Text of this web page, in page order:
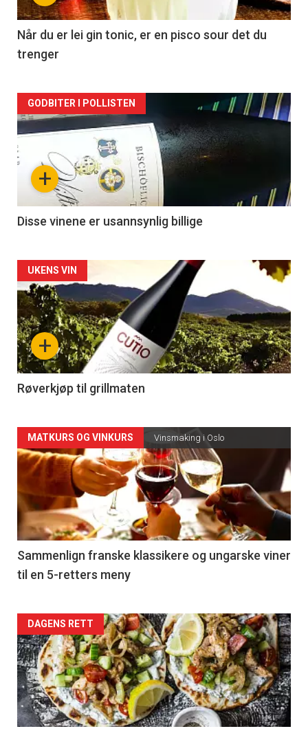
-
2
Når du er lei gin tonic, er en pisco sour det du
trenger
Forsiden
akkurat
nå
3
+
GODBITER I POLLISTEN
Disse vinene er usannsynlig billige
Forsiden
akkurat
nå
-
4
+
UKENS VIN
Røverkjøp til grillmaten
Forsiden
akkurat
nå
-
5
MATKURS OG VINKURS Vinsmaking i Oslo
Sammenlign franske klassikere og ungarske viner
til en 5-retters meny
Forsiden
akkurat
nå
-
DAGENS RETT